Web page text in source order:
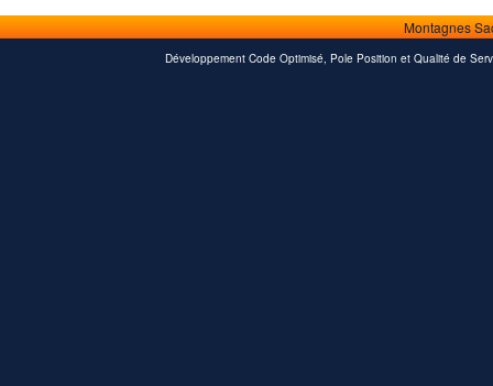
Montagnes
Développement Code Optimisé, Pole Position et Qualité de